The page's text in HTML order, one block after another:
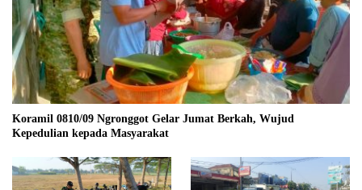
Koramil 0810/09 Ngronggot Gelar Jumat Berkah, Wujud
Kepedulian kepada Masyarakat